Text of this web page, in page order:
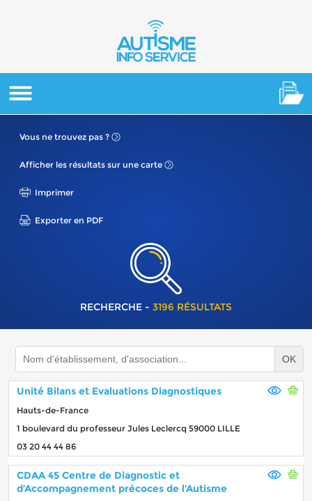
Vous ne trouvez pas ?
Afficher les résultats sur une carte
Imprimer
Exporter en PDF
RECHERCHE - 3196 RÉSULTATS
OK
Unité Bilans et Evaluations Diagnostiques
Hauts-de-France
1 boulevard du professeur Jules Leclercq 59000 LILLE
03 20 44 44 86
CDAA 45 Centre de Diagnostic et
d’Accompagnement précoces de l’Autisme